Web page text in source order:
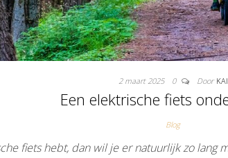
2 maart 2025 0 Door KAI
Een elektrische fiets
Blog
fiets hebt, dan wil je er natuurlijk zo lang